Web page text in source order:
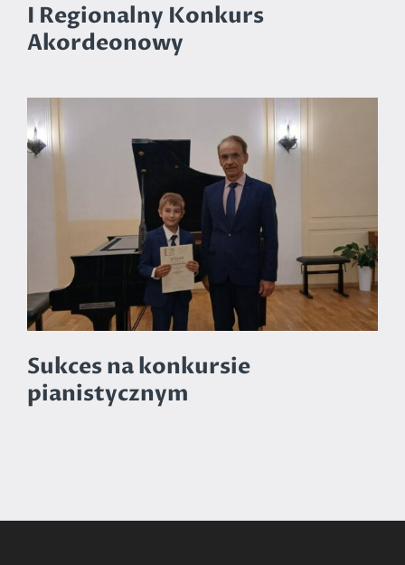
I Regionalny Konkurs
Akordeonowy
Sukces na konkursie
pianistycznym